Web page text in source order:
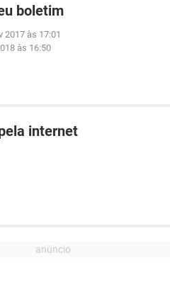
boletim
2017 às 17:01
às 16:50
internet